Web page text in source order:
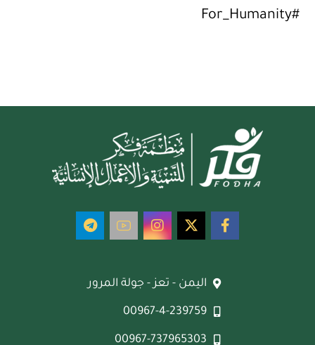
- تعز - جولة المرور